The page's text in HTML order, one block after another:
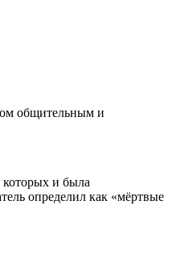
общительным и
которых и была
определил как «мёртвые